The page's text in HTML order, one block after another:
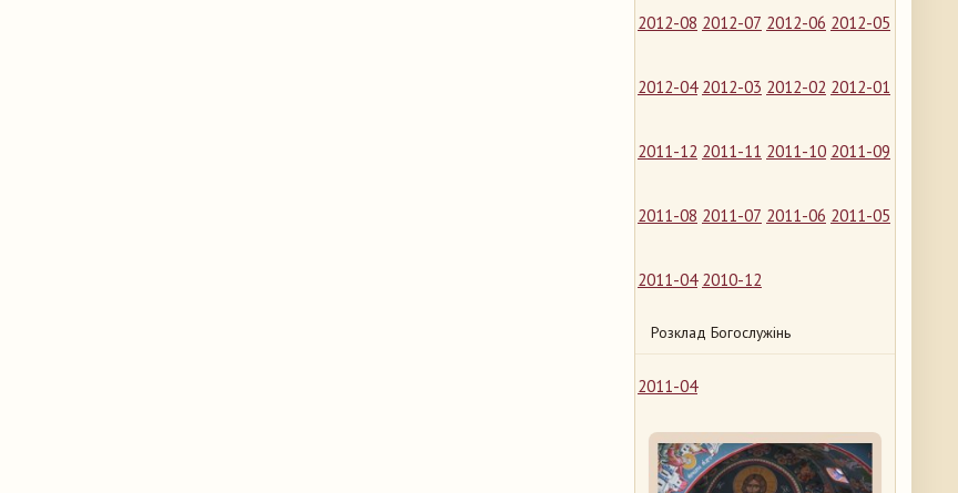
2012-08 2012-07 2012-06 2012-05
2012-04 2012-03 2012-02 2012-01
2011-12 2011-11 2011-10 2011-09
2011-08 2011-07 2011-06 2011-05
2011-04 2010-12
Розклад Богослужінь
2011-04